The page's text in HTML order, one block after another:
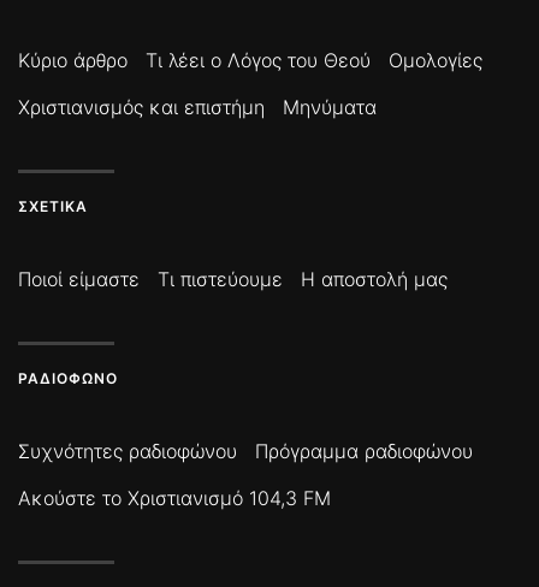
Κύριο άρθρο Τι λέει ο Λόγος του Θεού
Ομολογίες
Χριστιανισμός και επιστήμη
Μηνύματα
ΣΧΕΤΙΚΆ
Ποιοί είμαστε Τι πιστεύουμε Η αποστολή μας
ΡΑΔΙΌΦΩΝΟ
Συχνότητες ραδιοφώνου
Πρόγραμμα ραδιοφώνου
Ακούστε το Χριστιανισμό 104,3 FM